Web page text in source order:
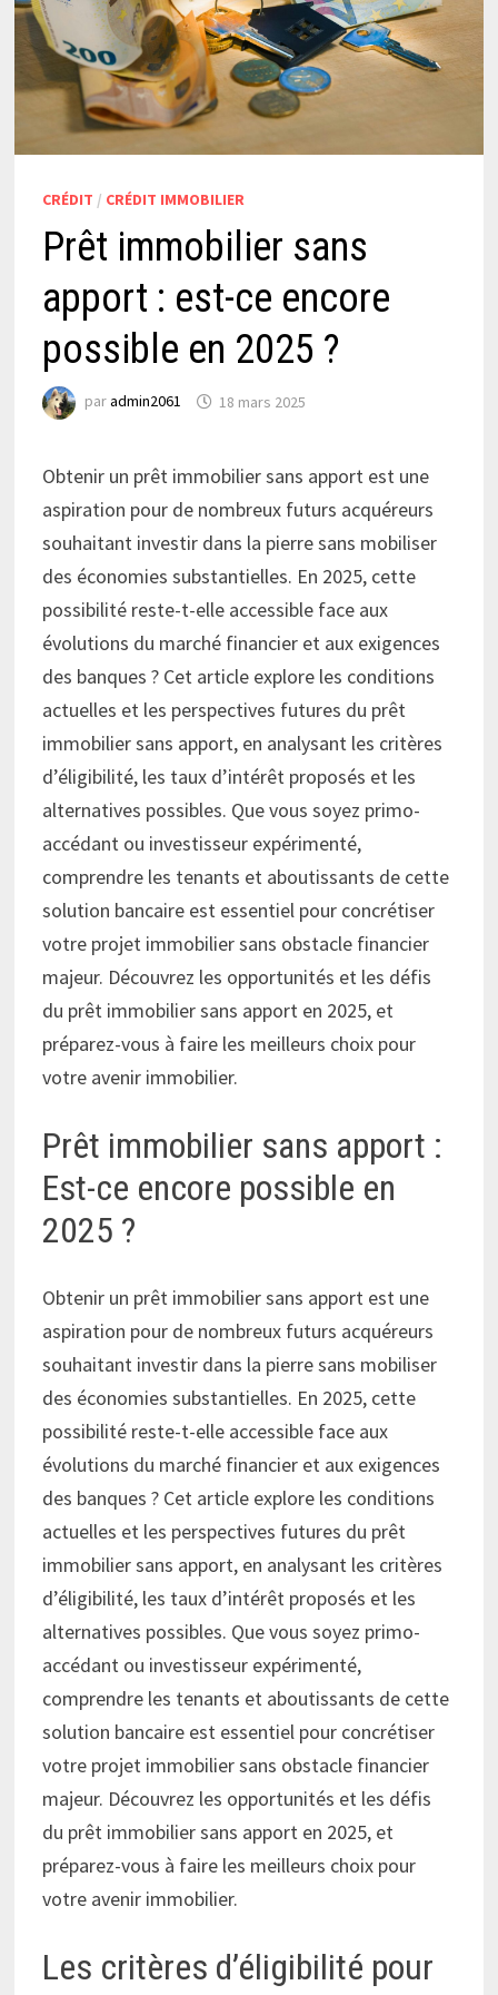
CRÉDIT / CRÉDIT IMMOBILIER
Prêt immobilier sans
apport : est-ce encore
possible en 2025 ?
paradmin2061 18 mars 2025
Obtenir un prêt immobilier sans apport est une
aspiration pour de nombreux futurs acquéreurs
souhaitant investir dans la pierre sans mobiliser
des économies substantielles. En 2025, cette
possibilité reste-t-elle accessible face aux
évolutions du marché financier et aux exigences
des banques ? Cet article explore les conditions
actuelles et les perspectives futures du prêt
immobilier sans apport, en analysant les critères
d’éligibilité, les taux d’intérêt proposés et les
alternatives possibles. Que vous soyez primo-
accédant ou investisseur expérimenté,
comprendre les tenants et aboutissants de cette
solution bancaire est essentiel pour concrétiser
votre projet immobilier sans obstacle financier
majeur. Découvrez les opportunités et les défis
du prêt immobilier sans apport en 2025, et
préparez-vous à faire les meilleurs choix pour
votre avenir immobilier.
Prêt immobilier sans apport :
Est-ce encore possible en
2025 ?
Obtenir un prêt immobilier sans apport est une
aspiration pour de nombreux futurs acquéreurs
souhaitant investir dans la pierre sans mobiliser
des économies substantielles. En 2025, cette
possibilité reste-t-elle accessible face aux
évolutions du marché financier et aux exigences
des banques ? Cet article explore les conditions
actuelles et les perspectives futures du prêt
immobilier sans apport, en analysant les critères
d’éligibilité, les taux d’intérêt proposés et les
alternatives possibles. Que vous soyez primo-
accédant ou investisseur expérimenté,
comprendre les tenants et aboutissants de cette
solution bancaire est essentiel pour concrétiser
votre projet immobilier sans obstacle financier
majeur. Découvrez les opportunités et les défis
du prêt immobilier sans apport en 2025, et
préparez-vous à faire les meilleurs choix pour
votre avenir immobilier.
Les critères d’éligibilité pour